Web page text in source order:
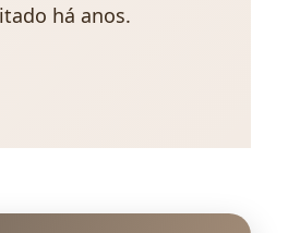
há anos.